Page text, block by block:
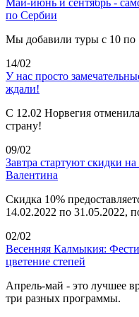
Май-июнь и сентябрь -
по Сербии
Мы добавили туры с 10 по
14/02
У нас просто
ждали!
С 12.02 Норвегия
страну!
09/02
Завтра стартуют скидки
Валентина
Скидка 10%
14.02.2022 по 31.05.2022,
02/02
Весенняя Калмыкия:
цветение степей
Апрель-май - это лучшее
три разных программы.